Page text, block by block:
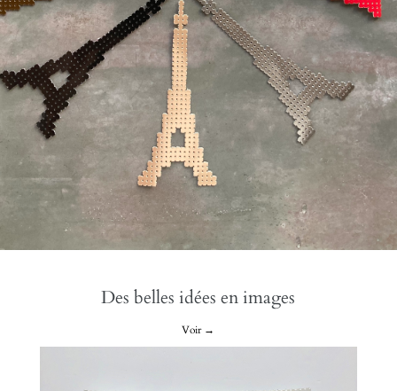
Des belles idées en images
Voir →